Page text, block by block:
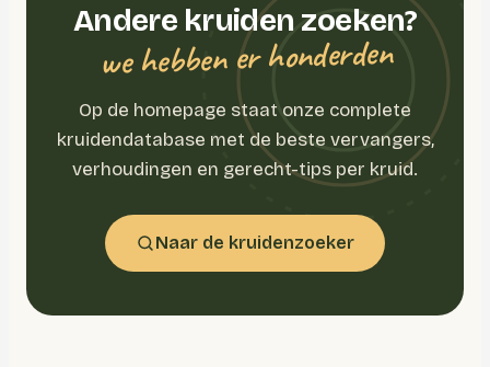
Andere kruiden zoeken?
we hebben er honderden
Op de homepage staat onze complete
kruidendatabase met de beste vervangers,
verhoudingen en gerecht-tips per kruid.
Naar de kruidenzoeker